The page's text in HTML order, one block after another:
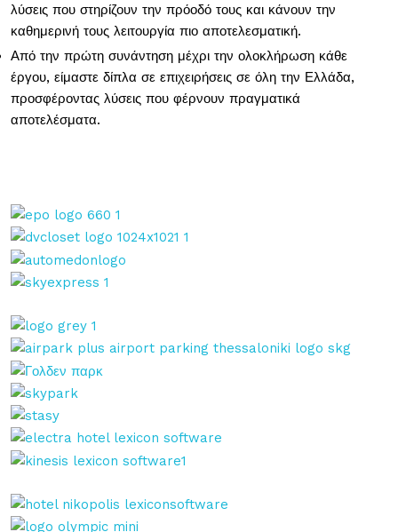
λύσεις που στηρίζουν την πρόοδό τους και κάνουν την
καθημερινή τους λειτουργία πιο αποτελεσματική.
Από την πρώτη συνάντηση μέχρι την ολοκλήρωση κάθε
έργου, είμαστε δίπλα σε επιχειρήσεις σε όλη την Ελλάδα,
προσφέροντας λύσεις που φέρνουν πραγματικά
αποτελέσματα.